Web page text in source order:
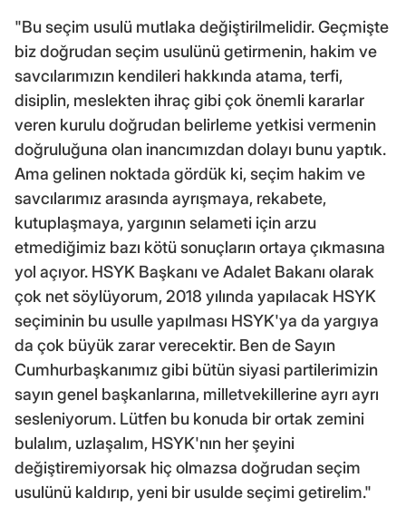
"Bu seçim usulü mutlaka değiştirilmelidir. Geçmişte
biz doğrudan seçim usulünü getirmenin, hakim ve
savcılarımızın kendileri hakkında atama, terfi,
disiplin, meslekten ihraç gibi çok önemli kararlar
veren kurulu doğrudan belirleme yetkisi vermenin
doğruluğuna olan inancımızdan dolayı bunu yaptık.
Ama gelinen noktada gördük ki, seçim hakim ve
savcılarımız arasında ayrışmaya, rekabete,
kutuplaşmaya, yargının selameti için arzu
etmediğimiz bazı kötü sonuçların ortaya çıkmasına
yol açıyor. HSYK Başkanı ve Adalet Bakanı olarak
çok net söylüyorum, 2018 yılında yapılacak HSYK
seçiminin bu usulle yapılması HSYK'ya da yargıya
da çok büyük zarar verecektir. Ben de Sayın
Cumhurbaşkanımız gibi bütün siyasi partilerimizin
sayın genel başkanlarına, milletvekillerine ayrı ayrı
sesleniyorum. Lütfen bu konuda bir ortak zemini
bulalım, uzlaşalım, HSYK'nın her şeyini
değiştiremiyorsak hiç olmazsa doğrudan seçim
usulünü kaldırıp, yeni bir usulde seçimi getirelim."